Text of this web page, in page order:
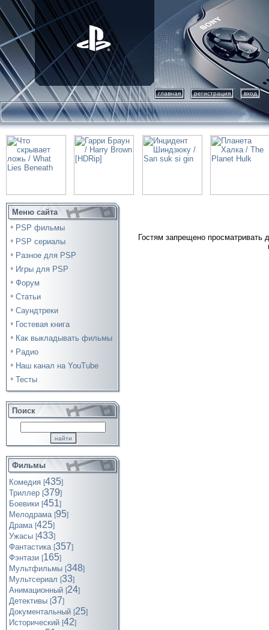
главная регистрация вход
Меню сайта
PSP фильмы
PSP сериалы
Разное для PSP
Игры для PSP
Форум
Статьи
Саундтреки
Гостевая книга
Как выкладывать фильмы
Радио
Наш канал на YouTube
Тесты
Поиск
Фильмы
Комедия [435]
Триллер [379]
Боевики [451]
Мелодрама [95]
Драма [425]
Ужасы [433]
Фантастика [357]
Фэнтази [165]
Мультфильмы [348]
Мультсериал [33]
Анимационный [24]
Детективы [37]
Документальный [25]
Исторический [42]
Гостям запрещено просматривать